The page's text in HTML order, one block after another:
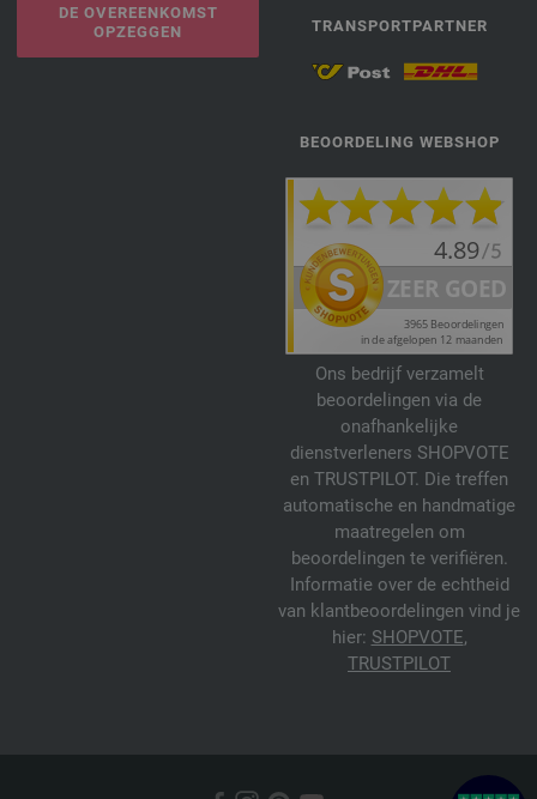
DE OVEREENKOMST
OPZEGGEN
TRANSPORTPARTNER
BEOORDELING WEBSHOP
Ons bedrijf verzamelt
beoordelingen via de
onafhankelijke
dienstverleners SHOPVOTE
en TRUSTPILOT. Die treffen
automatische en handmatige
maatregelen om
beoordelingen te verifiëren.
Informatie over de echtheid
van klantbeoordelingen vind je
hier: SHOPVOTE,
TRUSTPILOT